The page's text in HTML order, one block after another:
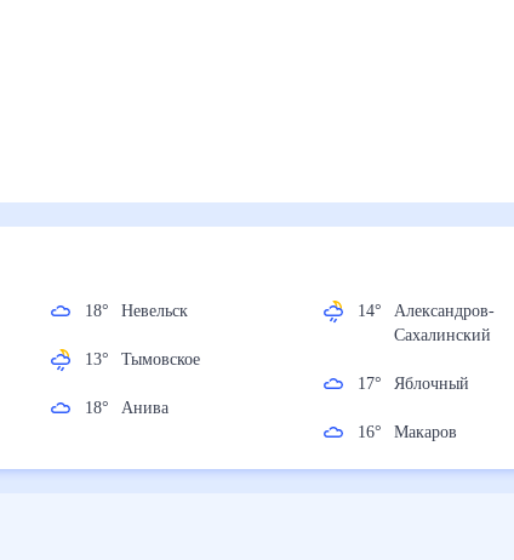
18° Невельск
13° Тымовское
18° Анива
14°
Сахалинский
17° Яблочный
16° Макаров